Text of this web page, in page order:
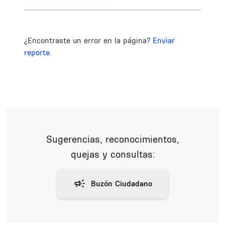
¿Encontraste un error en la página? Enviar
reporte.
Sugerencias, reconocimientos,
quejas y consultas: